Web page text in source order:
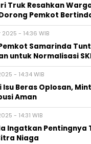
Truk Resahkan
Pemkot
- 14:36 WIB
Samarinda
untuk Normalisasi
- 14:34 WIB
Beras Oplosan,
Aman
- 14:31 WIB
Ingatkan
Niaga